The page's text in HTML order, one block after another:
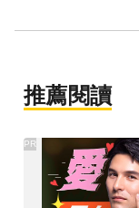
推薦閱讀
PR